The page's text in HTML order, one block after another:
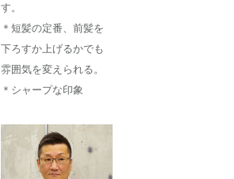
す。
＊短髪の定番、前髪を
下ろすか上げるかでも
雰囲気を変えられる。
＊シャープな印象